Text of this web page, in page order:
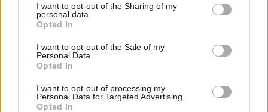
I want to opt-out of the Sharing of my
personal data.
Opted In
I want to opt-out of the Sale of my
Personal Data.
Opted In
I want to opt-out of processing my
Personal Data for Targeted Advertising.
Opted In